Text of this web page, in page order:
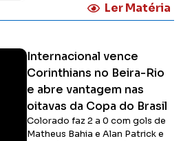
Ler Matéria
Internacional vence
Corinthians no Beira-Rio
e abre vantagem nas
oitavas da Copa do Brasil
Colorado faz 2 a 0 com gols de
Matheus Bahia e Alan Patrick e